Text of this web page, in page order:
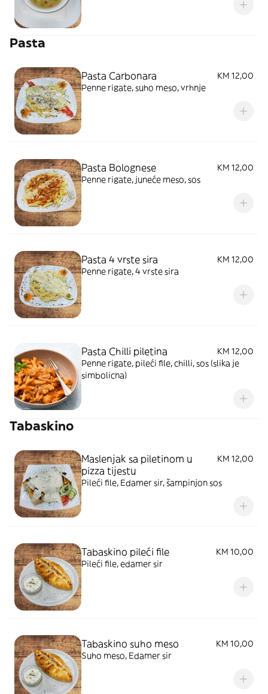
Pasta
Pasta Carbonara
KM 12,00
Penne rigate, suho meso, vrhnje
Pasta Bolognese
KM 12,00
Penne rigate, juneće meso, sos
Pasta 4 vrste sira
KM 12,00
Penne rigate, 4 vrste sira
Pasta Chilli piletina
KM 12,00
Penne rigate, pileći file, chilli, sos (slika je
simbolicna)
Tabaskino
Maslenjak sa piletinom u
pizza tijestu
KM 12,00
Pileći file, Edamer sir, šampinjon sos
Tabaskino pileći file
KM 10,00
Pileći file, edamer sir
Tabaskino suho meso
KM 10,00
Suho meso, Edamer sir